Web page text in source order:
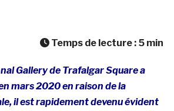
Temps de lecture : 5 min
Gallery de Trafalgar Square a
mars 2020 en raison de la
il est rapidement devenu évident